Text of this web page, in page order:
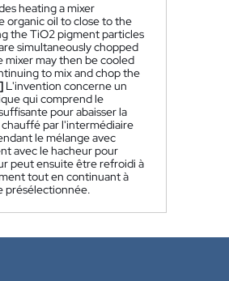
heating a mixer
organic oil to close to the
the TiO2 pigment particles
simultaneously chopped
may then be cooled
to mix and chop the
L'invention concerne un
qui comprend le
pour abaisser la
par l'intermédiaire
le mélange avec
avec le hacheur pour
peut ensuite être refroidi à
tout en continuant à
présélectionnée.